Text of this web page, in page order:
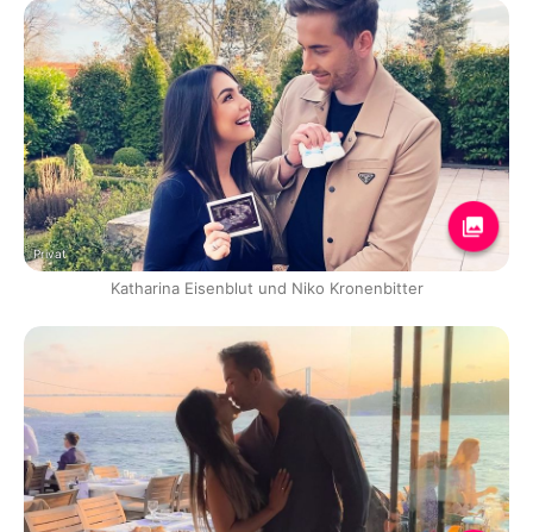
Privat
Katharina Eisenblut und Niko Kronenbitter